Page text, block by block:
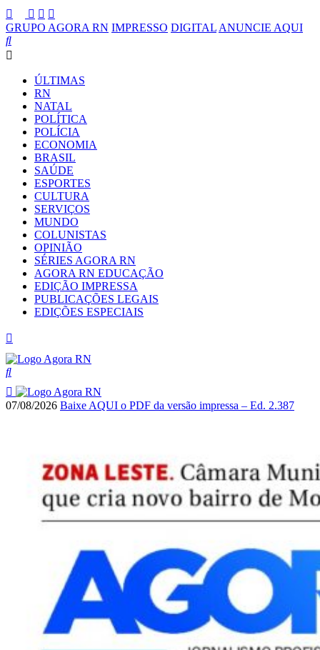
GRUPO AGORA RN IMPRESSO DIGITAL ANUNCIE AQUI
ÚLTIMAS
RN
NATAL
POLÍTICA
POLÍCIA
ECONOMIA
BRASIL
SAÚDE
ESPORTES
CULTURA
SERVIÇOS
MUNDO
COLUNISTAS
OPINIÃO
SÉRIES AGORA RN
AGORA RN EDUCAÇÃO
EDIÇÃO IMPRESSA
PUBLICAÇÕES LEGAIS
EDIÇÕES ESPECIAIS
07/08/2026 Baixe AQUI o PDF da versão impressa – Ed. 2.387